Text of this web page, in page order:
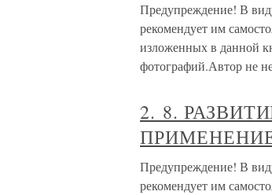
Предупреждение! В
рекомендует им
изложенных в данной
фотографий.Автор не
2. 8.
Предупреждение! В
рекомендует им